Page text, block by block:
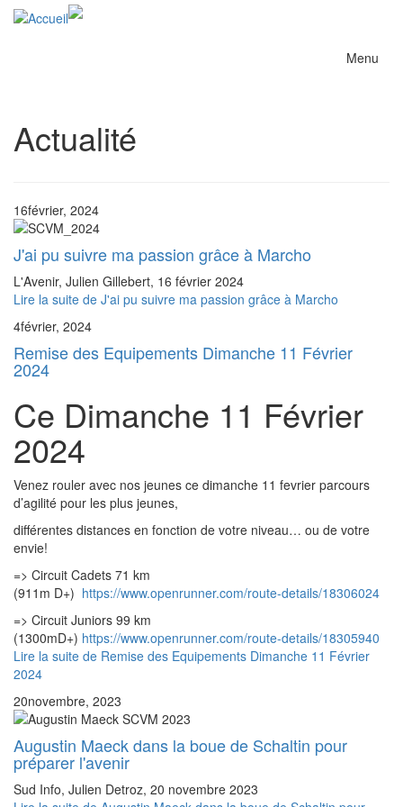
Menu
Actualité
16février, 2024
J'ai pu suivre ma passion grâce à Marcho
L'Avenir, Julien Gillebert, 16 février 2024
Lire la suite de J'ai pu suivre ma passion grâce à Marcho
4février, 2024
Remise des Equipements Dimanche 11 Février
2024
Ce Dimanche 11 Février
2024
Venez rouler avec nos jeunes ce dimanche 11 fevrier parcours
d’agilité pour les plus jeunes,
différentes distances en fonction de votre niveau… ou de votre
envie!
=> Circuit Cadets 71 km
(911m D+) https://www.openrunner.com/route-details/18306024
=> Circuit Juniors 99 km
(1300mD+) https://www.openrunner.com/route-details/18305940
Lire la suite de Remise des Equipements Dimanche 11 Février
2024
20novembre, 2023
Augustin Maeck dans la boue de Schaltin pour
préparer l'avenir
Sud Info, Julien Detroz, 20 novembre 2023